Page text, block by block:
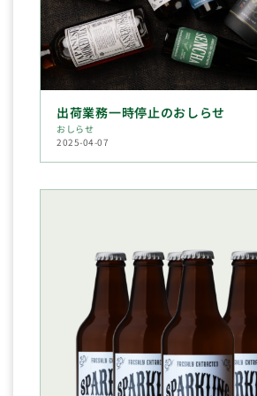
出荷業務一時停止のおしらせ
おしらせ
2025-04-07